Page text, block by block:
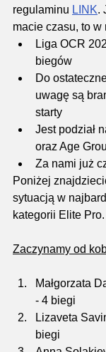
regulaminu LINK.
macie czasu, to
Liga OCR
biegów
Do
uwagę są
starty
Jest podział
oraz Age
Za nami już
Poniżej
sytuacją w
kategorii Elite Pro.
Zaczynamy od
Małgorzata
- 4 biegi
Lizaveta
biegi